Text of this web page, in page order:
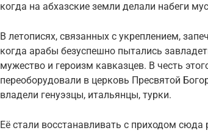
когда на абхазские земли делали набеги
В летописях, связанных с укреплением,
когда арабы безуспешно пытались
мужество и героизм кавказцев. В честь
переоборудовали в церковь Пресвятой
владели генуэзцы, итальянцы, турки.
Её стали восстанавливать с приходом сюда